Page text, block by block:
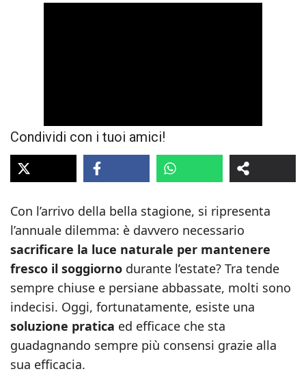
Condividi con i tuoi amici!
Con l’arrivo della bella stagione, si ripresenta
l’annuale dilemma: è davvero necessario
sacrificare la luce naturale per mantenere
fresco il soggiorno durante l’estate? Tra tende
sempre chiuse e persiane abbassate, molti sono
indecisi. Oggi, fortunatamente, esiste una
soluzione pratica ed efficace che sta
guadagnando sempre più consensi grazie alla
sua efficacia.